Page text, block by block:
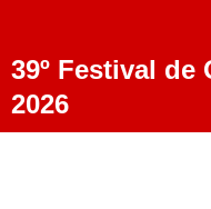
39º Festival
2026